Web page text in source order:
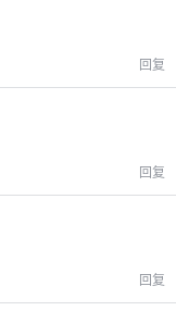
回复
回复
回复